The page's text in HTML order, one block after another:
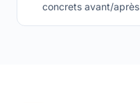
concrets avant/après